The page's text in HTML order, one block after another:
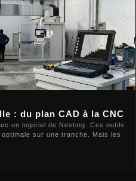
: du plan CAD à la CNC
un logiciel de Nesting. Ces outils
sur une tranche. Mais les